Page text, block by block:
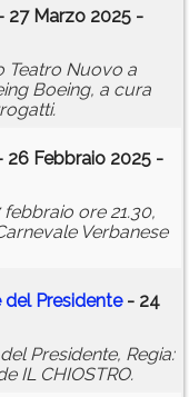
27 Marzo 2025 -
Teatro Nuovo a
Boeing, a cura
26 Febbraio 2025 -
ore 21.30,
Verbanese
Presidente- 24
Presidente, Regia:
IL CHIOSTRO.